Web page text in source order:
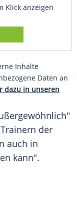
Klick anzeigen
Inhalte
Daten an
dazu in unseren
der
auch in
kann".